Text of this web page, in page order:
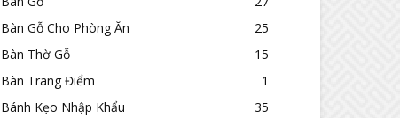
Bàn Gỗ Cho Phòng Ăn
25
Bàn Thờ Gỗ
15
Bàn Trang Điểm
1
Bánh Kẹo Nhập Khẩu
35